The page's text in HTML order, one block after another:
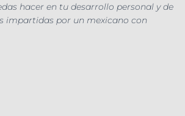
hacer en tu desarrollo personal y de
impartidas por un mexicano con